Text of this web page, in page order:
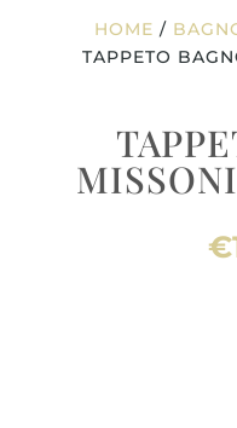
HOME /
TAPPETO
€